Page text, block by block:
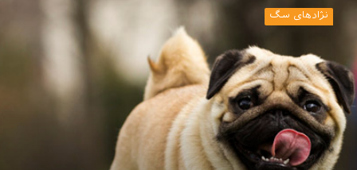
نژاد
می‌دانید؟
نژادهای سگ